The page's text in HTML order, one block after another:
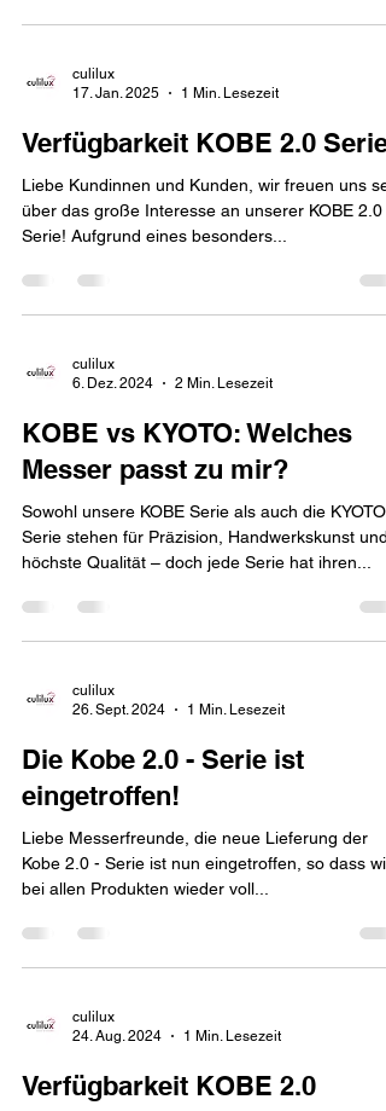
17. Jan. 2025
1 Min. Lesezeit
Verfügbarkeit KOBE 2.0 Serie
Liebe Kundinnen und Kunden, wir freuen uns
Serie! Aufgrund eines besonders...
6. Dez. 2024
2 Min. Lesezeit
KOBE vs KYOTO: Welches
Messer passt zu mir?
Sowohl unsere KOBE Serie als auch die KYOTO
höchste Qualität – doch jede Serie hat ihren...
26. Sept. 2024
1 Min. Lesezeit
Die Kobe 2.0 - Serie ist
eingetroffen!
Liebe Messerfreunde, die neue Lieferung der
bei allen Produkten wieder voll...
24. Aug. 2024
1 Min. Lesezeit